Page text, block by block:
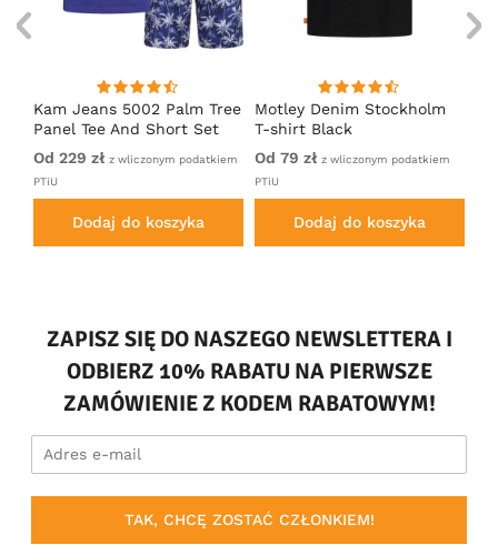
Kam Jeans 5002 Palm Tree
Panel Tee And Short Set
Electric Blue
Od 229 zł z wliczonym podatkiem
PTiU
Dodaj do koszyka
Motley Denim Stockholm
T-shirt Black
Od 79 zł z wliczonym podatkiem
PTiU
Dodaj do koszyka
ZAPISZ SIĘ DO NASZEGO NEWSLETTERA I
ODBIERZ 10% RABATU NA PIERWSZE
ZAMÓWIENIE Z KODEM RABATOWYM!
TAK, CHCĘ ZOSTAĆ CZŁONKIEM!